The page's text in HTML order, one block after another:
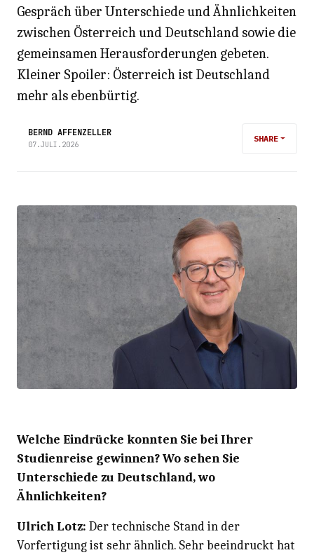
Gespräch über Unterschiede und Ähnlichkeiten
zwischen Österreich und Deutschland sowie die
gemeinsamen Herausforderungen gebeten.
Kleiner Spoiler: Österreich ist Deutschland
mehr als ebenbürtig.
BERND AFFENZELLER
07.JULI.2026
SHARE
Welche Eindrücke konnten Sie bei Ihrer
Studienreise gewinnen? Wo sehen Sie
Unterschiede zu Deutschland, wo
Ähnlichkeiten?
Ulrich Lotz: Der technische Stand in der
Vorfertigung ist sehr ähnlich. Sehr beeindruckt hat